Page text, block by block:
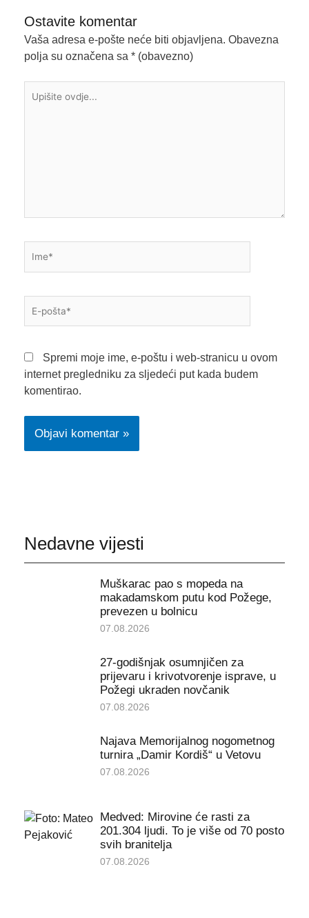
Ostavite komentar
Vaša adresa e-pošte neće biti objavljena. Obavezna
polja su označena sa * (obavezno)
ovdje...
pošta*
Spremi moje ime, e-poštu i web-stranicu u ovom
internet pregledniku za sljedeći put kada budem
komentirao.
Nedavne vijesti
Muškarac pao s mopeda na
makadamskom putu kod Požege,
prevezen u bolnicu
07.08.2026
27-godišnjak osumnjičen za
prijevaru i krivotvorenje isprave, u
Požegi ukraden novčanik
07.08.2026
Najava Memorijalnog nogometnog
turnira „Damir Kordiš“ u Vetovu
07.08.2026
Medved: Mirovine će rasti za
201.304 ljudi. To je više od 70 posto
svih branitelja
07.08.2026